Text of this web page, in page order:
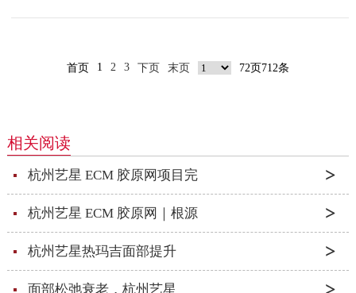
首页 1 2 3 下页 末页 72页712条
相关阅读
杭州艺星 ECM 胶原网项目完
杭州艺星 ECM 胶原网｜根源
杭州艺星热玛吉面部提升
面部松弛衰老，杭州艺星